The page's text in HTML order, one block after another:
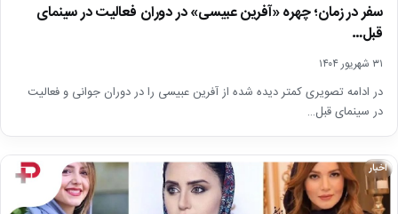
سفر در زمان؛ چهره «آفرین عبیسی» در دوران فعالیت در سینمای
قبل…
۳۱ شهریور ۱۴۰۴
در ادامه تصویری کمتر دیده شده از آفرین عبیسی را در دوران جوانی و فعالیت
در سینمای قبل…
اخبار